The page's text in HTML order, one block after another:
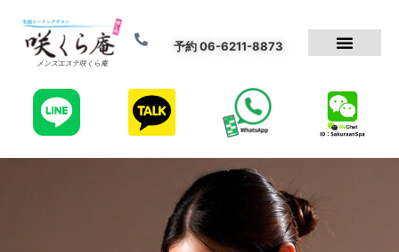
メンズエステ咲くら庵
予約 06-6211-8873